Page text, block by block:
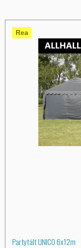
Rea
Partytält UNICO 6x12m